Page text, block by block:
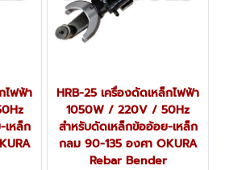
ไฟฟ้า
เหล็ก
HRB-25 เครื่องดัดเหล็กไฟฟ้า
1050W / 220V / 50Hz
สำหรับดัดเหล็กข้ออ้อย-เหล็ก
กลม 90-135 องศา OKURA
Rebar Bender